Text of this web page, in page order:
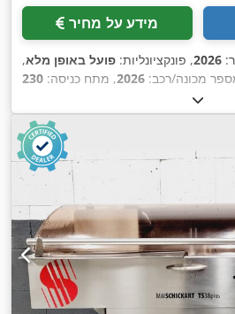
מידע על מחיר
2026, פונקציונליות: פועל באופן מלא,
מכונה/רכב: 2026, מתח כניסה:
, הספק נומינלי:1 קילוואט (1.36 כ"ס)
,
, רוחב נדרש:790
מ"מ,